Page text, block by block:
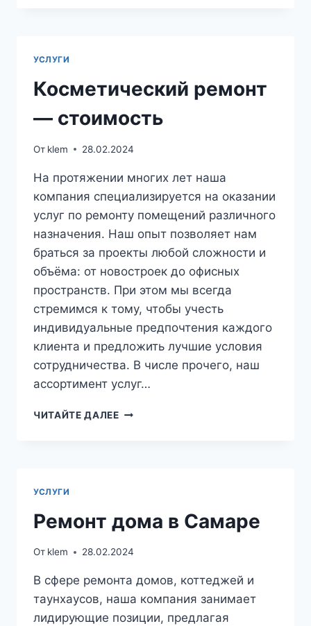
УСЛУГИ
Косметический ремонт
— стоимость
От klem 28.02.2024
На протяжении многих лет наша
компания специализируется на оказании
услуг по ремонту помещений различного
назначения. Наш опыт позволяет нам
браться за проекты любой сложности и
объёма: от новостроек до офисных
пространств. При этом мы всегда
стремимся к тому, чтобы учесть
индивидуальные предпочтения каждого
клиента и предложить лучшие условия
сотрудничества. В числе прочего, наш
ассортимент услуг…
ЧИТАЙТЕ ДАЛЕЕКОСМЕТИЧЕСКИЙ
УСЛУГИ
Ремонт дома в Самаре
От klem 28.02.2024
В сфере ремонта домов, коттеджей и
таунхаусов, наша компания занимает
лидирующие позиции, предлагая